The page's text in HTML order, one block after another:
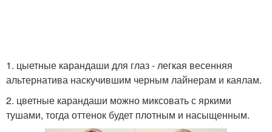
1. цыетные карандаши для глаз - легкая весенняя
альтернатива наскучившим черным лайнерам и каялам.
2. цветные карандаши можно миксовать с яркими
тушами, тогда оттенок будет плотным и насыщенным.